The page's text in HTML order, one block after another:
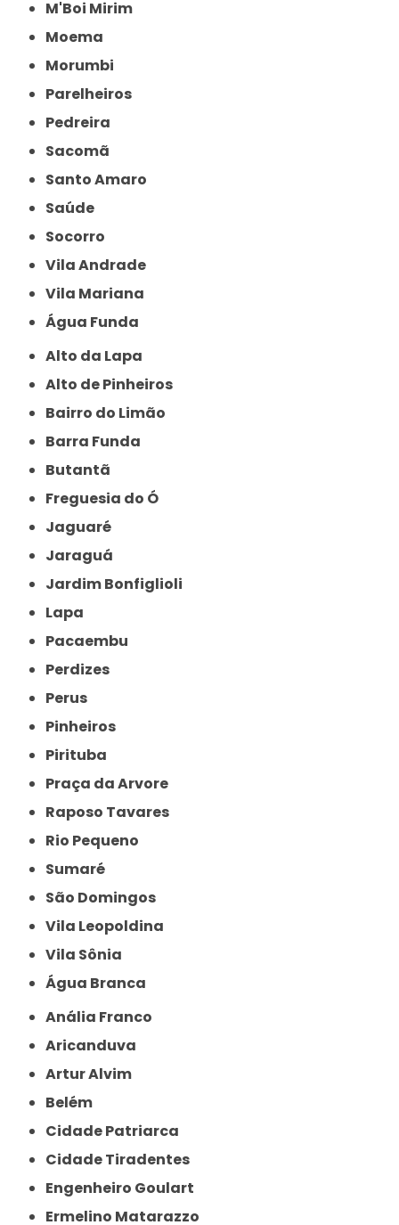
M'Boi Mirim
Moema
Morumbi
Parelheiros
Pedreira
Sacomã
Santo Amaro
Saúde
Socorro
Vila Andrade
Vila Mariana
Água Funda
Alto da Lapa
Alto de Pinheiros
Bairro do Limão
Barra Funda
Butantã
Freguesia do Ó
Jaguaré
Jaraguá
Jardim Bonfiglioli
Lapa
Pacaembu
Perdizes
Perus
Pinheiros
Pirituba
Praça da Arvore
Raposo Tavares
Rio Pequeno
Sumaré
São Domingos
Vila Leopoldina
Vila Sônia
Água Branca
Anália Franco
Aricanduva
Artur Alvim
Belém
Cidade Patriarca
Cidade Tiradentes
Engenheiro Goulart
Ermelino Matarazzo